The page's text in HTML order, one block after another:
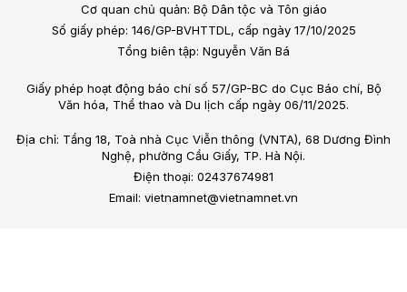
Cơ quan chủ quản: Bộ Dân tộc và Tôn giáo
Số giấy phép: 146/GP-BVHTTDL, cấp ngày 17/10/2025
Tổng biên tập: Nguyễn Văn Bá
Giấy phép hoạt động báo chí số 57/GP-BC do Cục Báo chí, Bộ
Văn hóa, Thể thao và Du lịch cấp ngày 06/11/2025.
Địa chỉ: Tầng 18, Toà nhà Cục Viễn thông (VNTA), 68 Dương Đình
Nghệ, phường Cầu Giấy, TP. Hà Nội.
Điện thoại: 02437674981
Email: vietnamnet@vietnamnet.vn